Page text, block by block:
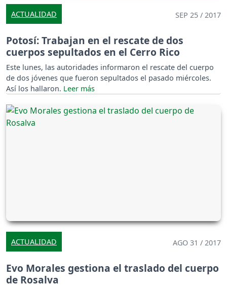
ACTUALIDAD SEP 25 / 2017
Potosí: Trabajan en el rescate de dos
cuerpos sepultados en el Cerro Rico
Este lunes, las autoridades informaron el rescate del cuerpo
de dos jóvenes que fueron sepultados el pasado miércoles.
Así los hallaron.
ACTUALIDAD AGO 31 / 2017
Evo Morales gestiona el traslado del cuerpo
de Rosalva